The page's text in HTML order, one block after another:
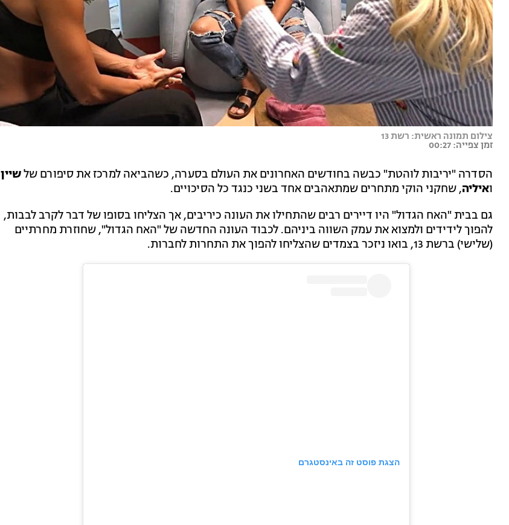
צילום תמונה ראשית: רשת 13
זמן צפייה: 00:27
הסדרה "יריבות לוהטת" כבשה בחודשים האחרונים את העולם בסערה, כשהביאה למרכז את סיפורם שלשיין
ואיליה, שחקני הוקי מתחרים שמתאהבים אחד בשני כנגד כל הסיכויים.
גם בבית "האח הגדול" היו דיירים רבים שהתחילו את העונה כיריבים, אך הצליחו בסופו של דבר לקרב לבבות,
להפוך לידידים ולמצוא את עמק השווה ביניהם. לכבוד העונה החדשה של "האח הגדול", שחוזרת מחרתיים
(שלישי) ברשת 13, בואו ניזכר בצמדים שהצליחו להפוך את התחרות לחברות.
הצגת פוסט זה באינסטגרם